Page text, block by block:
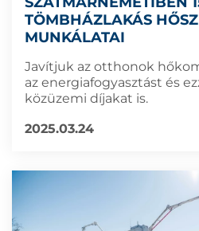
TÖMBHÁZLAKÁS
MUNKÁLATAI
Javítjuk az otthonok
az energiafogyasztást és
közüzemi díjakat is.
2025.03.24